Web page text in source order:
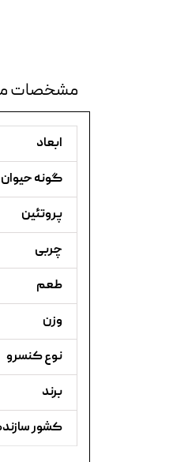
مشخصات
ابعاد
گونه حیوان
پروتئین
چربی
طعم
وزن
نوع کنسرو
برند
کشور